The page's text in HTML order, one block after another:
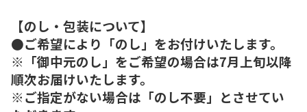
【のし・包装について】
●ご希望により「のし」をお付けいたします。
※「御中元のし」をご希望の場合は7月上旬以降
順次お届けいたします。
※ご指定がない場合は「のし不要」とさせてい